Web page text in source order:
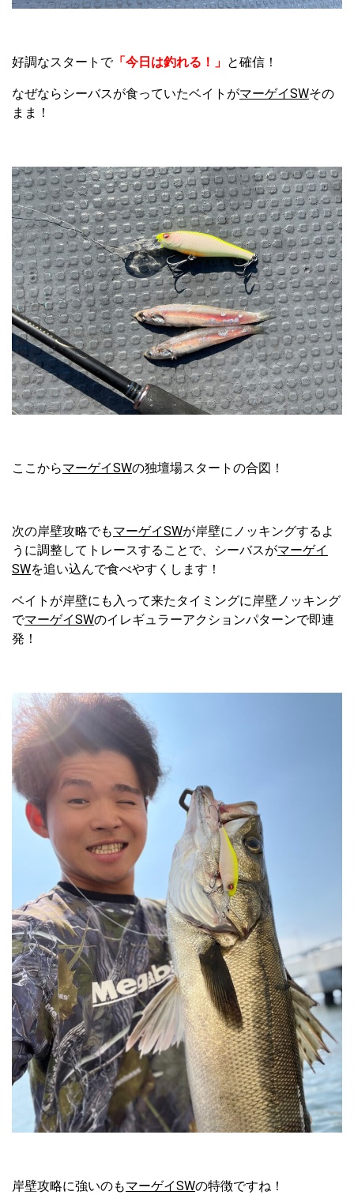
好調なスタートで「今日は釣れる！」 と確信！
なぜならシーバスが食っていたベイトがマーゲイSWその
まま！
ここからマーゲイSWの独壇場スタートの合図！
次の岸壁攻略でもマーゲイSWが岸壁にノッキングするよ
うに調整してトレースすることで、シーバスがマーゲイ
SWを追い込んで食べやすくします！
ベイトが岸壁にも入って来たタイミングに岸壁ノッキング
でマーゲイSWのイレギュラーアクションパターンで即連
発！
岸壁攻略に強いのもマーゲイSWの特徴ですね！